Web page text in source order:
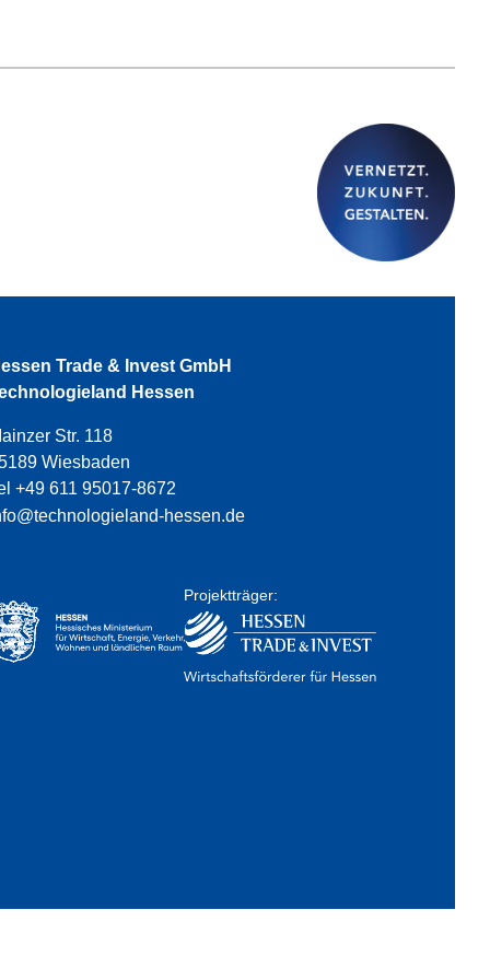
Trade & Invest GmbH
Hessen
Str. 118
Wiesbaden
+49 611 95017-8672
hessen.de
Projektträger: